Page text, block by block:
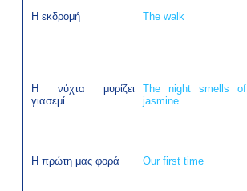
Η εκδρομή The walk
Η νύχτα μυρίζει
γιασεμί
The night smells of
jasmine
Η πρώτη μας φορά Our first time